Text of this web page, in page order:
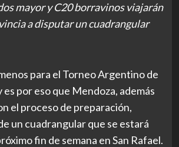
mayor y C20 borravinos viajarán
a disputar un cuadrangular
para el Torneo Argentino de
es por eso que Mendoza, además
el proceso de preparación,
un cuadrangular que se estará
fin de semana en San Rafael.